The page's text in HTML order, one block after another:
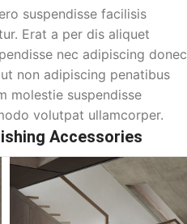
suspendisse facilisis
Erat a per dis aliquet
nec adipiscing donec
non adipiscing penatibus
molestie suspendisse
volutpat ullamcorper.
Accessories